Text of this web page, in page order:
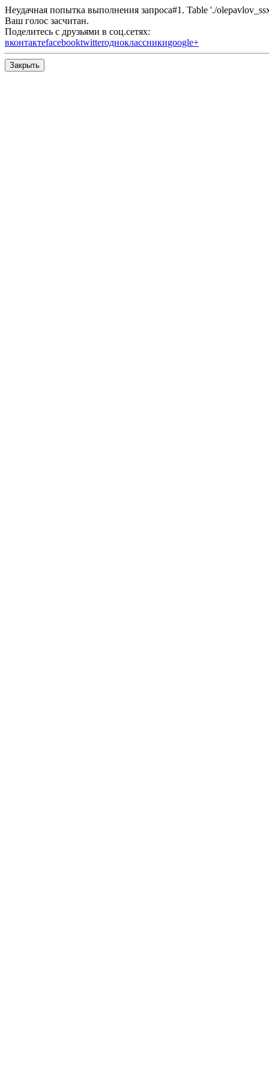
Неудачная попытка выполнения запроса#1. Table './
Ваш голос засчитан.
Поделитесь с друзьями в соц.сетях:
вконтактеfacebooktwitterодноклассникиgoogle+